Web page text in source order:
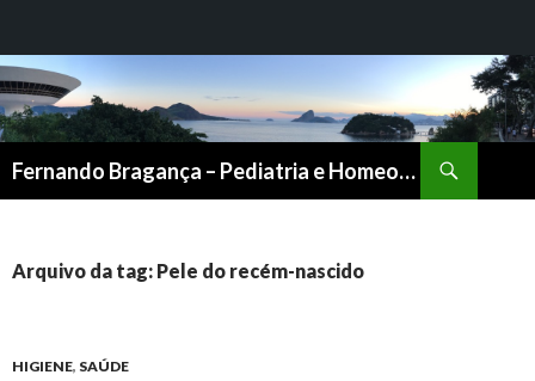
Fernando Bragança – Pediatria e Homeopatia
CONTEÚDO
Arquivo da tag: Pele do recém-nascido
HIGIENE, SAÚDE